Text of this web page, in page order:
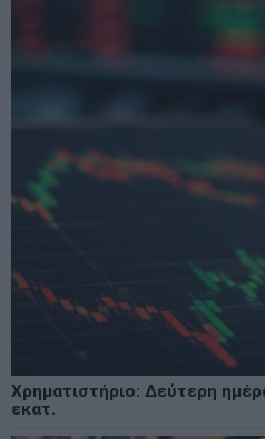
Χρηματιστήριο: Δεύτερη
εκατ.